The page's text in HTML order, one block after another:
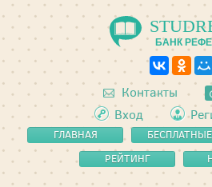
БАНК
Контакты
Вход
ГЛАВНАЯ
БЕСПЛАТНЫЕ
РЕФЕРАТЫ
РЕЙТИНГ